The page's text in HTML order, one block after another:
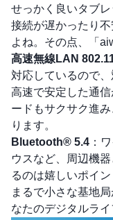
せっかく良いタブ
接続が遅かったり
よね。その点、「
高速無線LAN
対応しているので
高速で安定した通
ードもサクサク進
ります。
Bluetooth® 5.4 ：
ウスなど、周辺機
るのは嬉しいポイン
まるで小さな基地
なたのデジタルラ